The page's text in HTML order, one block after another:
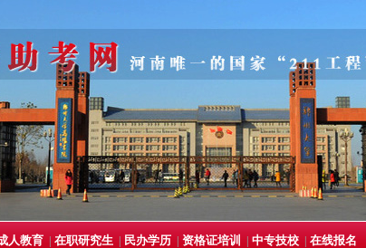
人教育 在职研究生 民办学历 资格证培训 中专技校 在线报名